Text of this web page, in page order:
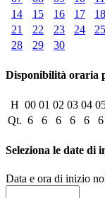
14
15 16 17 18
21
22 23 24 25
28
29 30
Disponibilità oraria
H 00 01 02 03 04
Qt. 6 6 6 6 6 6
Seleziona le date di
Data e ora di inizio